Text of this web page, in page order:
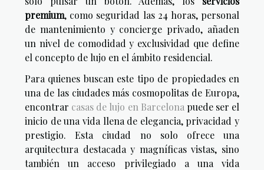
premium, como seguridad las 24 horas, personal
de mantenimiento y concierge privado, añaden
un nivel de comodidad y exclusividad que define
el concepto de lujo en el ámbito residencial.
Para quienes buscan este tipo de propiedades en
una de las ciudades más cosmopolitas de Europa,
encontrar casas de lujo en Barcelona puede ser el
inicio de una vida llena de elegancia, privacidad y
prestigio. Esta ciudad no solo ofrece una
arquitectura destacada y magníficas vistas, sino
también un acceso privilegiado a una vida